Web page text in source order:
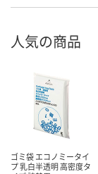
人気の商品
ゴミ袋 エコノミータイ
プ 乳白半透明 高密度タ